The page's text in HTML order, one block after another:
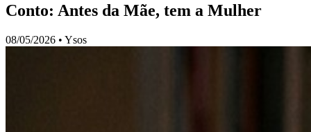
Conto: Antes da Mãe, tem a Mulher
08/05/2026 • Ysos